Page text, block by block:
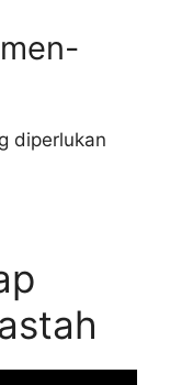
diperlukan